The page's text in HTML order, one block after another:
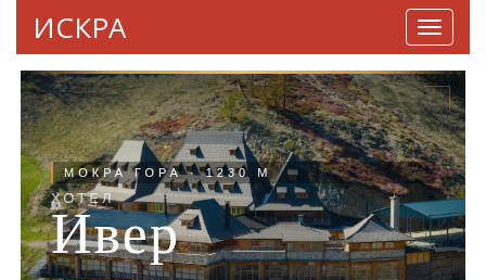
ИСКРА